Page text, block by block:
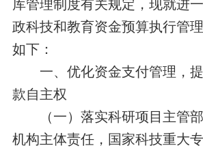
库管理制度有关规定，现就进
政科技和教育资金预算执行管
如下：
一、优化资金支付管理，提
款自主权
（一）落实科研项目主管部
机构主体责任，国家科技重大